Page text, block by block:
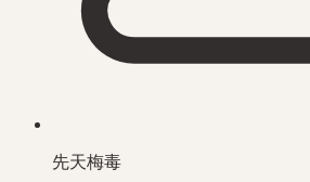
先天梅毒